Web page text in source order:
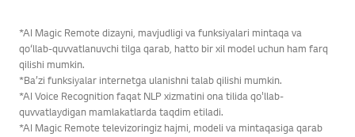
*AI Magic Remote dizayni, mavjudligi va funksiyalari mintaqa va
qo‘llab-quvvatlanuvchi tilga qarab, hatto bir xil model uchun ham farq
qilishi mumkin.
*Ba’zi funksiyalar internetga ulanishni talab qilishi mumkin.
*AI Voice Recognition faqat NLP xizmatini ona tilida qo'llab-
quvvatlaydigan mamlakatlarda taqdim etiladi.
*AI Magic Remote televizoringiz hajmi, modeli va mintaqasiga qarab